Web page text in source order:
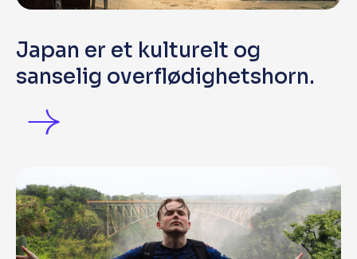
Japan er et kulturelt og
sanselig overflødighetshorn.